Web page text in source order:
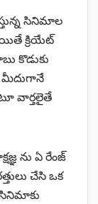
సినిమాల
క్రియేట్
కొడుకు
మీదుగానే
వార్తలైతే
ను ఏ రేంజ్
చేసి ఒక